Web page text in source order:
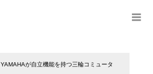
YAMAHAが自立機能を持つ三輪コミュータ